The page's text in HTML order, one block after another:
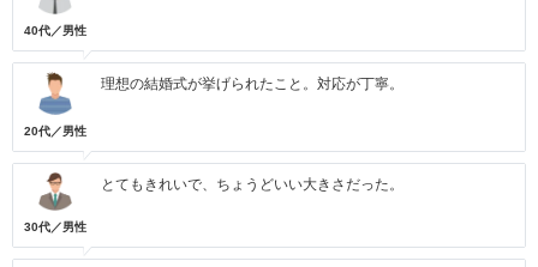
40代／男性
20代／男性
理想の結婚式が挙げられたこと。対応が丁寧。
30代／男性
とてもきれいで、ちょうどいい大きさだった。